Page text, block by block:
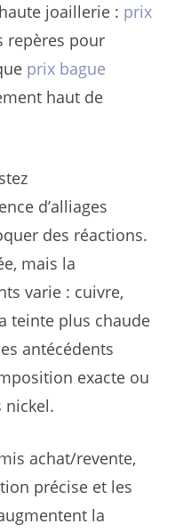
joaillerie : prix
repères pour
prix bague
haut de
d’alliages
des réactions.
mais la
varie : cuivre,
teinte plus chaude
antécédents
exacte ou
nickel.
achat/revente,
précise et les
la